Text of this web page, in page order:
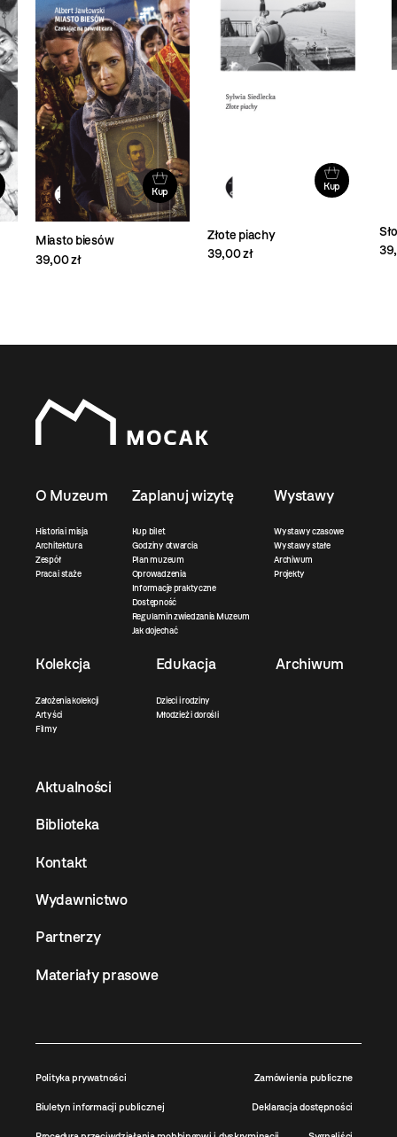
Kup
Miasto biesów
39,00 zł
Kup
Złote piachy
39,00 zł
O Muzeum
Historia i misja
Architektura
Zespół
Praca i staże
Zaplanuj wizytę
Kup bilet
Godziny otwarcia
Plan muzeum
Oprowadzenia
Informacje praktyczne
Dostępność
Regulamin zwiedzania Muzeum
Jak dojechać
Wystawy
Wystawy czasowe
Wystawy stałe
Archiwum
Projekty
Kolekcja
Założenia kolekcji
Artyści
Filmy
Edukacja
Dzieci i rodziny
Młodzież i dorośli
Archiwum
Aktualności
Biblioteka
Kontakt
Wydawnictwo
Partnerzy
Materiały prasowe
Polityka prywatności Zamówienia publiczne
Biuletyn informacji publicznej Deklaracja dostępności